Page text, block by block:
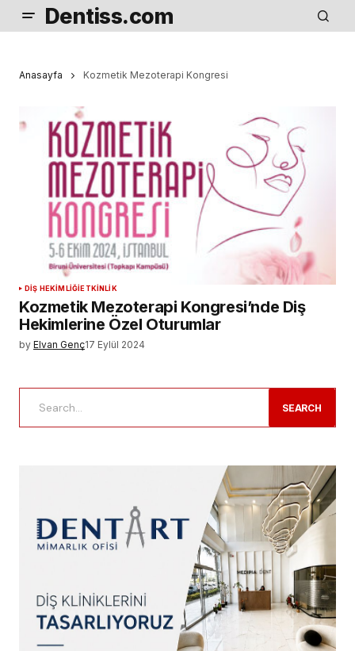
Dentiss.com
Anasayfa Kozmetik Mezoterapi Kongresi
DIŞ HEKIMLIĞIETKINLIK
Kozmetik Mezoterapi Kongresi’nde Diş
Hekimlerine Özel Oturumlar
by Elvan Genç17 Eylül 2024
SEARCH